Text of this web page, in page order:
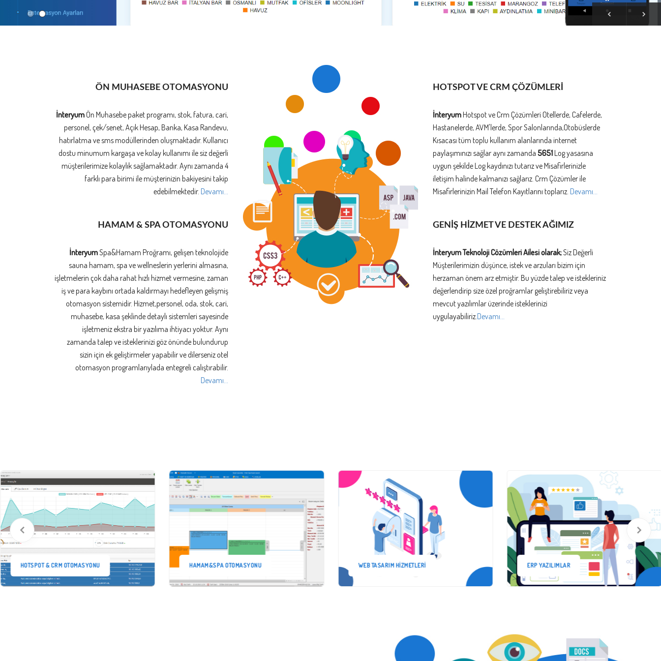
ÖN MUHASEBE OTOMASYONU
İnteryumÖn Muhasebe paket programı, stok, fatura, cari,
personel, çek/senet, Açık Hesap, Banka, Kasa Randevu,
hatırlatma ve sms modüllerinden oluşmaktadır. Kullanıcı
dostu minumum kargaşa ve kolay kullanımı ile siz değerli
müşterilerimize kolaylık sağlamaktadır. Aynı zamanda 4
farklı para birimi ile müşterinizin bakiyesini takip
edebilmektedir. Devamı...
HAMAM & SPA OTOMASYONU
İnteryumSpa&Hamam Proğramı, gelişen teknolojide
sauna hamam, spa ve wellneslerin yerlerini almasına,
işletmelerin çok daha rahat hızlı hizmet vermesine, zaman
iş ve para kaybını ortada kaldırmayı hedefleyen gelişmiş
otomasyon sistemidir. Hizmet,personel, oda, stok, cari,
muhasebe, kasa şeklinde detaylı sistemleri sayesinde
işletmeniz ekstra bir yazılıma ihtiyacı yoktur. Aynı
zamanda talep ve isteklerinizi göz önünde bulundurup
sizin için ek geliştirmeler yapabilir ve dilerseniz otel
otomasyon programlarıylada entegreli calıştırabilir.
Devamı...
HOTSPOT VE CRM ÇÖZÜMLERİ
İnteryumHotspot ve Crm Çözümleri Otellerde, Cafelerde,
Hastanelerde, AVM'lerde, Spor Salonlarında,Otobüslerde
Kısacası tüm toplu kullanım alanlarında internet
paylaşımınızı sağlar aynı zamanda 5651Log yasasına
uygun şekilde Log kaydınızı tutarız ve Misafirlerinizle
iletişim halinde kalmanızı sağlarız. Crm Çözümler ile
Misafirlerinizin Mail Telefon Kayıtlarını toplarız. Devamı...
GENİŞ HİZMET VE DESTEK AĞIMIZ
İnteryum Teknoloji Cözümleri Ailesi olarak;Siz Değerli
Müşterilerimizin düşünce, istek ve arzuları bizim için
herzaman önem arz etmiştir. Bu yüzde talep ve istekleriniz
değerlendirip size özel proğramlar geliştirebiliriz veya
mevcut yazılımlar üzerinde isteklerinizi
uygulayabiliriz.Devamı...
HOTSPOT & CRM OTOMASYONU HAMAM&SPA OTOMASYONU WEB TASARIM HIZMETLERI ERP YAZILIMLAR